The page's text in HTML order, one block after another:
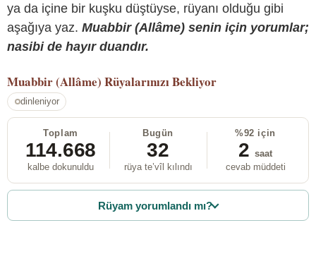
ya da içine bir kuşku düştüyse, rüyanı olduğu gibi
aşağıya yaz. Muabbir (Allâme) senin için yorumlar;
nasibi de hayır duandır.
Muabbir (Allâme) Rüyalarınızı Bekliyor
dinleniyor
Toplam
114.668
kalbe dokunuldu
Bugün
32
rüya te’vîl kılındı
%92 için
2 saat
cevab müddeti
Rüyam yorumlandı mı?